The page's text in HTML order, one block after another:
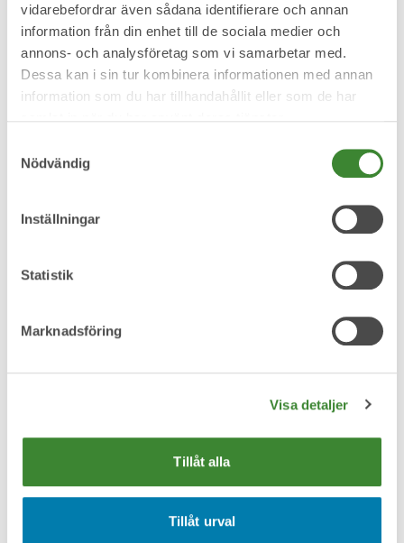
vidarebefordrar även sådana identifierare och annan
information från din enhet till de sociala medier och
annons- och analysföretag som vi samarbetar med.
Dessa kan i sin tur kombinera informationen med annan
information som du har tillhandahållit eller som de har
Nödvändig
Inställningar
Statistik
Marknadsföring
Visa detaljer
Tillåt alla
Tillåt urval
Metallförpackningar